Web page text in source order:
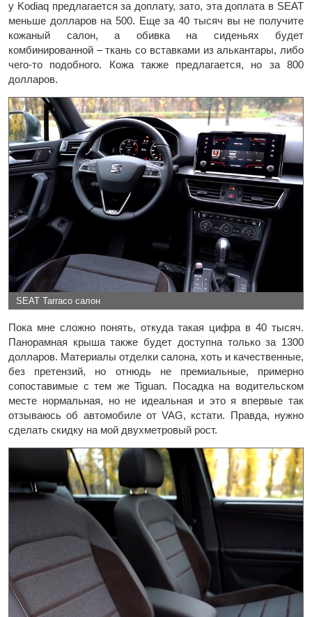
у Kodiaq предлагается за доплату, зато, эта доплата в SEAT
меньше долларов на 500. Еще за 40 тысяч вы не получите
кожаный салон, а обивка на сиденьях будет
комбинированной – ткань со вставками из алькантары, либо
чего-то подобного. Кожа также предлагается, но за 800
долларов.
SEAT Tarraco салон
Пока мне сложно понять, откуда такая цифра в 40 тысяч.
Панорамная крыша также будет доступна только за 1300
долларов. Материалы отделки салона, хоть и качественные,
без претензий, но отнюдь не премиальные, примерно
сопоставимые с тем же Tiguan. Посадка на водительском
месте нормальная, но не идеальная и это я впервые так
отзываюсь об автомобиле от VAG, кстати. Правда, нужно
сделать скидку на мой двухметровый рост.